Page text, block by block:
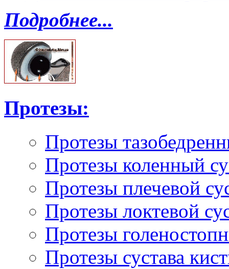
Подробнее...
Протезы:
Протезы
Протезы коленный
Протезы плечевой
Протезы локтевой
Протезы
Протезы сустава